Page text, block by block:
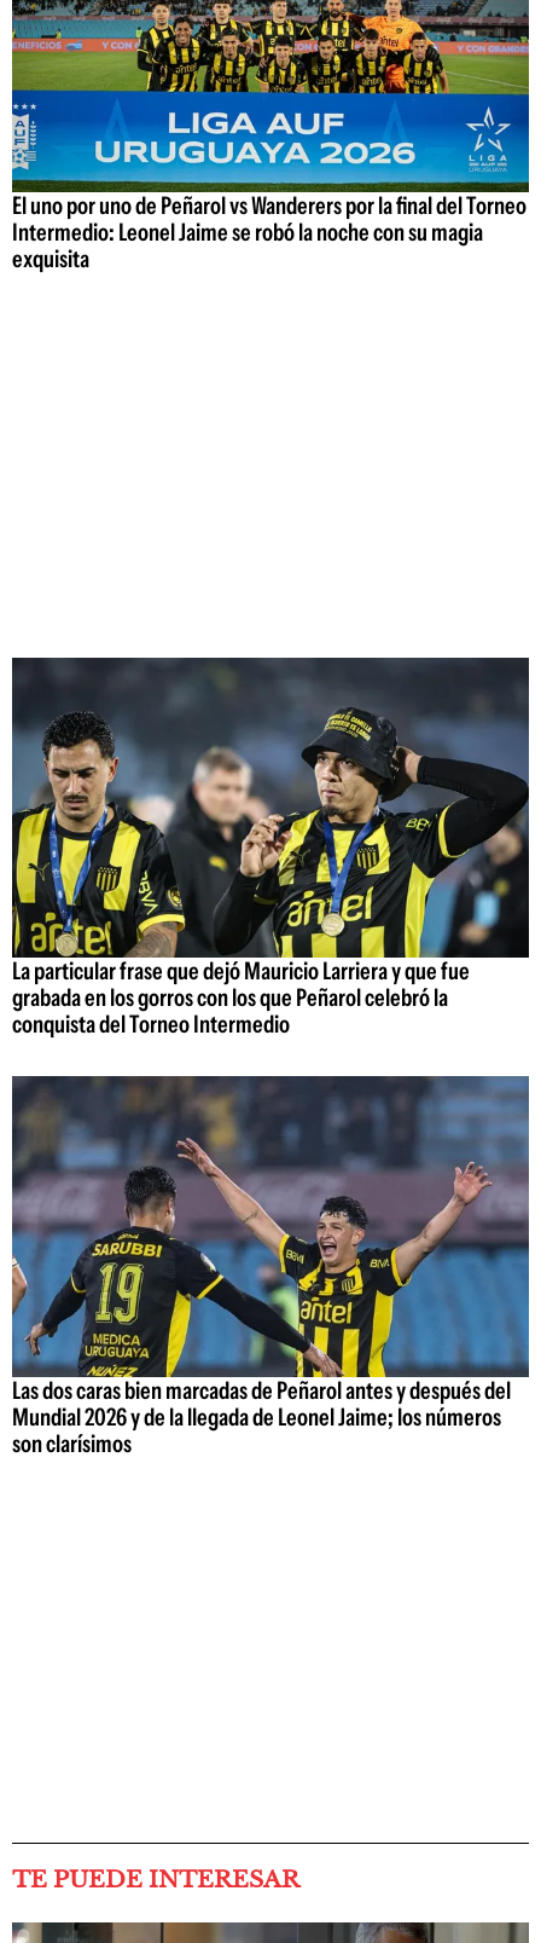
El uno por uno de Peñarol vs Wanderers por la final del Torneo
Intermedio: Leonel Jaime se robó la noche con su magia
exquisita
La particular frase que dejó Mauricio Larriera y que fue
grabada en los gorros con los que Peñarol celebró la
conquista del Torneo Intermedio
Las dos caras bien marcadas de Peñarol antes y después del
Mundial 2026 y de la llegada de Leonel Jaime; los números
son clarísimos
TE PUEDE INTERESAR